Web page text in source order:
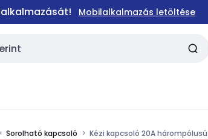
Mobilalkalmazás letöltése
Sorolható kapcsoló Kézi kapcsoló 20A